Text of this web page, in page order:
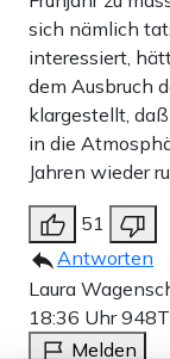
sich nämlich
interessiert,
dem Ausbruch
klargestellt,
in die
Jahren wieder
51
Antworten
Laura
18:36 Uhr948T
Melden